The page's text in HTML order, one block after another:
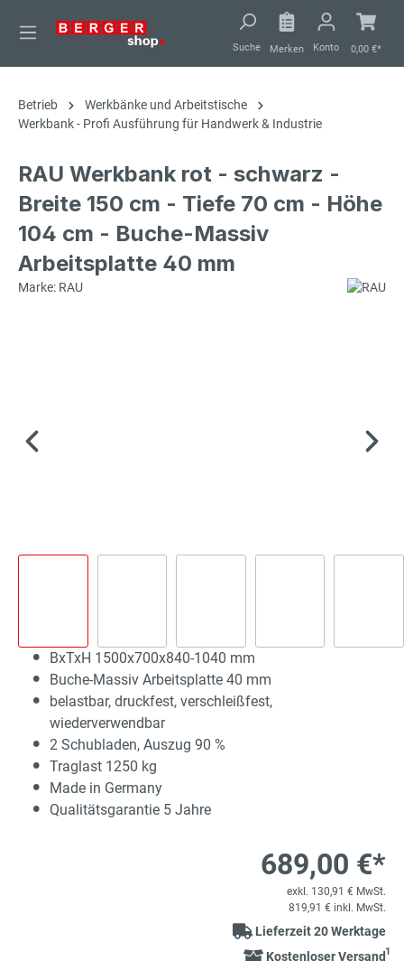
springen
Suche Merken Konto 0,00 €*
Betrieb
Werkbänke und Arbeitstische
Werkbank - Profi Ausführung für Handwerk & Industrie
RAU Werkbank rot - schwarz -
Breite 150 cm - Tiefe 70 cm - Höhe
104 cm - Buche-Massiv
Arbeitsplatte 40 mm
Marke: RAU
BxTxH 1500x700x840-1040 mm
Buche-Massiv Arbeitsplatte 40 mm
belastbar, druckfest, verschleißfest,
wiederverwendbar
2 Schubladen, Auszug 90 %
Traglast 1250 kg
Made in Germany
Qualitätsgarantie 5 Jahre
689,00 €*
exkl. 130,91 € MwSt.
819,91 € inkl. MwSt.
Lieferzeit 20 Werktage
Kostenloser Versand1